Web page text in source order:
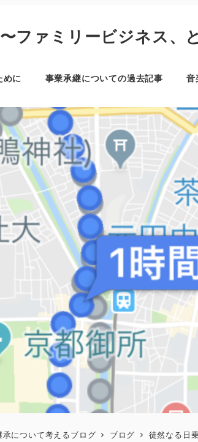
ファミリービジネス、
めに 事業承継についての過去記事 音
について考えるブログ ブログ 徒然なる日